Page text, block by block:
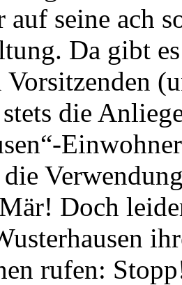
auf seine ach
Da gibt
Vorsitzenden
die
Doch
rufen: